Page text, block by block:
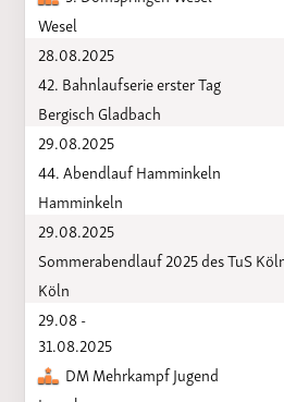
Wesel
28.08.2025
42. Bahnlaufserie erster Tag
Bergisch Gladbach
29.08.2025
44. Abendlauf Hamminkeln
Hamminkeln
29.08.2025
Sommerabendlauf 2025 des TuS
Köln
29.08 -
31.08.2025
DM Mehrkampf Jugend